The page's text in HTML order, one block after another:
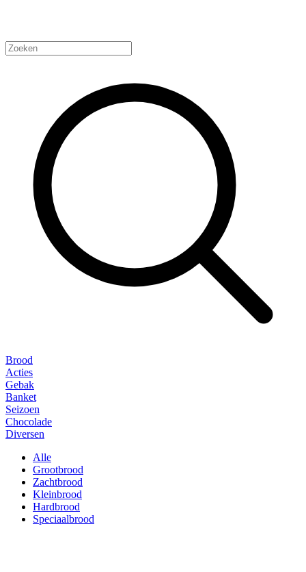
Brood
Acties
Gebak
Banket
Seizoen
Chocolade
Diversen
Alle
Grootbrood
Zachtbrood
Kleinbrood
Hardbrood
Speciaalbrood